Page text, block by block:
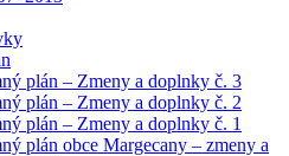
plán – Zmeny a doplnky č. 3
plán – Zmeny a doplnky č. 2
plán – Zmeny a doplnky č. 1
plán obce Margecany – zmeny a